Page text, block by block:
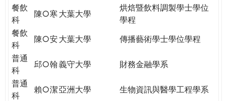
餐飲
科
陳○寒 大葉大學
烘焙暨飲料調製學士學位
學程
餐飲
科
陳○安大葉大學
傳播藝術學士學位學程
普通
科
邱○翰義守大學
財務金融學系
普通
科
賴○潔亞洲大學
生物資訊與醫學工程學系